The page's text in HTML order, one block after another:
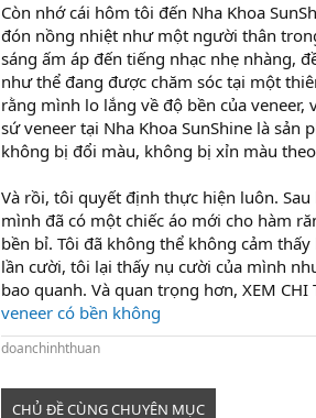
Còn nhớ cái hôm tôi đến Nha Khoa
đón nồng nhiệt như một người thân
sáng ấm áp đến tiếng nhạc nhẹ nhàng,
như thể đang được chăm sóc tại một
rằng mình lo lắng về độ bền của veneer,
sứ veneer tại Nha Khoa SunShine là sản
không bị đổi màu, không bị xỉn màu
Và rồi, tôi quyết định thực hiện luôn.
mình đã có một chiếc áo mới cho hàm
bền bỉ. Tôi đã không thể không cảm
lần cười, tôi lại thấy nụ cười của mình
bao quanh. Và quan trọng hơn, XEM CHI
veneer có bền không
doanchinhthuan
CHỦ ĐỀ CÙNG CHUYÊN MỤC